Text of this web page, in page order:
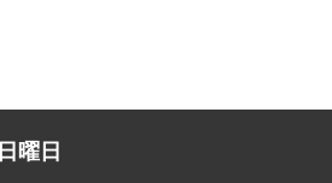
日曜日